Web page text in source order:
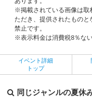
※掲載されている画像は取
ただき、提供されたもの
禁止です。
※表示料金は消費税8％な
イベント詳細
トップ
同じジャンルの夏休